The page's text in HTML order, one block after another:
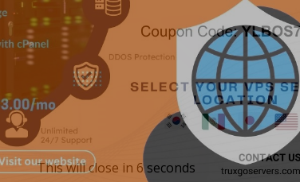
This will close in 5seconds